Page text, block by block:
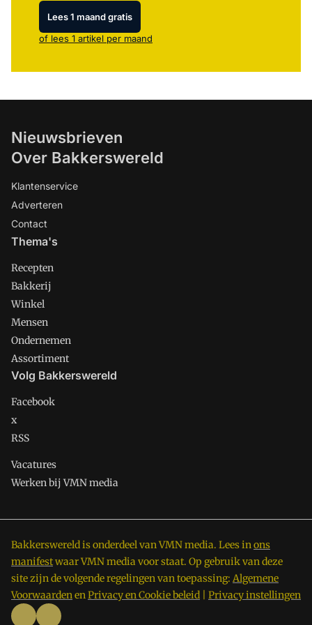
Lees 1 maand gratis
of lees 1 artikel per maand
Nieuwsbrieven
Over Bakkerswereld
Klantenservice
Adverteren
Contact
Thema's
Recepten
Bakkerij
Winkel
Mensen
Ondernemen
Assortiment
Volg Bakkerswereld
Facebook
x
RSS
Vacatures
Werken bij VMN media
Bakkerswereld is onderdeel van VMN media. Lees inons
manifestwaar VMN media voor staat. Op gebruik van deze
site zijn de volgende regelingen van toepassing: Algemene
VoorwaardenenPrivacy en Cookie beleid Privacy instellingen